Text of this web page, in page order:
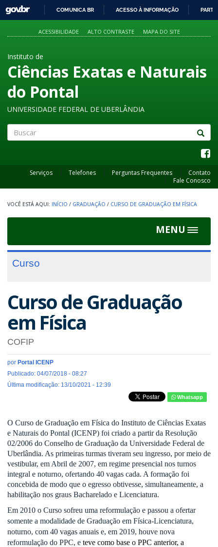
PARA
O
GOVBR
COMUNICA BR ACESSO À INFORMAÇÃO
ACESSIBILIDADE ALTO CONTRASTE MAPA DO SITE
Instituto de
Ciências Exatas e Naturais
do Pontal
UNIVERSIDADE FEDERAL DE UBERLÂNDIA
Serviços Telefones Perguntas Frequentes
Contato
Fale Conosco
INÍCIO / GRADUAÇÃO / CURSO DE GRADUAÇÃO EM FÍSICA
MENU
Toggle
Curso
Curso de Graduação
em Física
COFIP
por Portal ICENP
Publicado: 04/07/2018 - 08:27
Última modificação: 13/10/2021 - 12:39
Whatsapp
O Curso de Graduação em Física do Instituto de Ciências Exatas
e Naturais do Pontal (ICENP) foi criado a partir da Resolução
02/2006 do Conselho de Graduação da Universidade Federal de
Uberlândia. As primeiras turmas tiveram seu ingresso, por meio de
vestibular, em Abril de 2007, em regime presencial nos turnos
integral e noturno, ofertando 40 vagas cada. A formação foi
concebida de modo que o egresso obtivesse, simultaneamente, a
habilitação nos graus Bacharelado e Licenciatura.
Em 2010 o Curso sofreu uma reformulação e passou a ofertar
somente a modalidade de Graduação em Física-Licenciatura,
noturno, com 40 vagas anuais e, em 2019, houve nova
reformulação do PPC, e teve como base o PPC anterior, a